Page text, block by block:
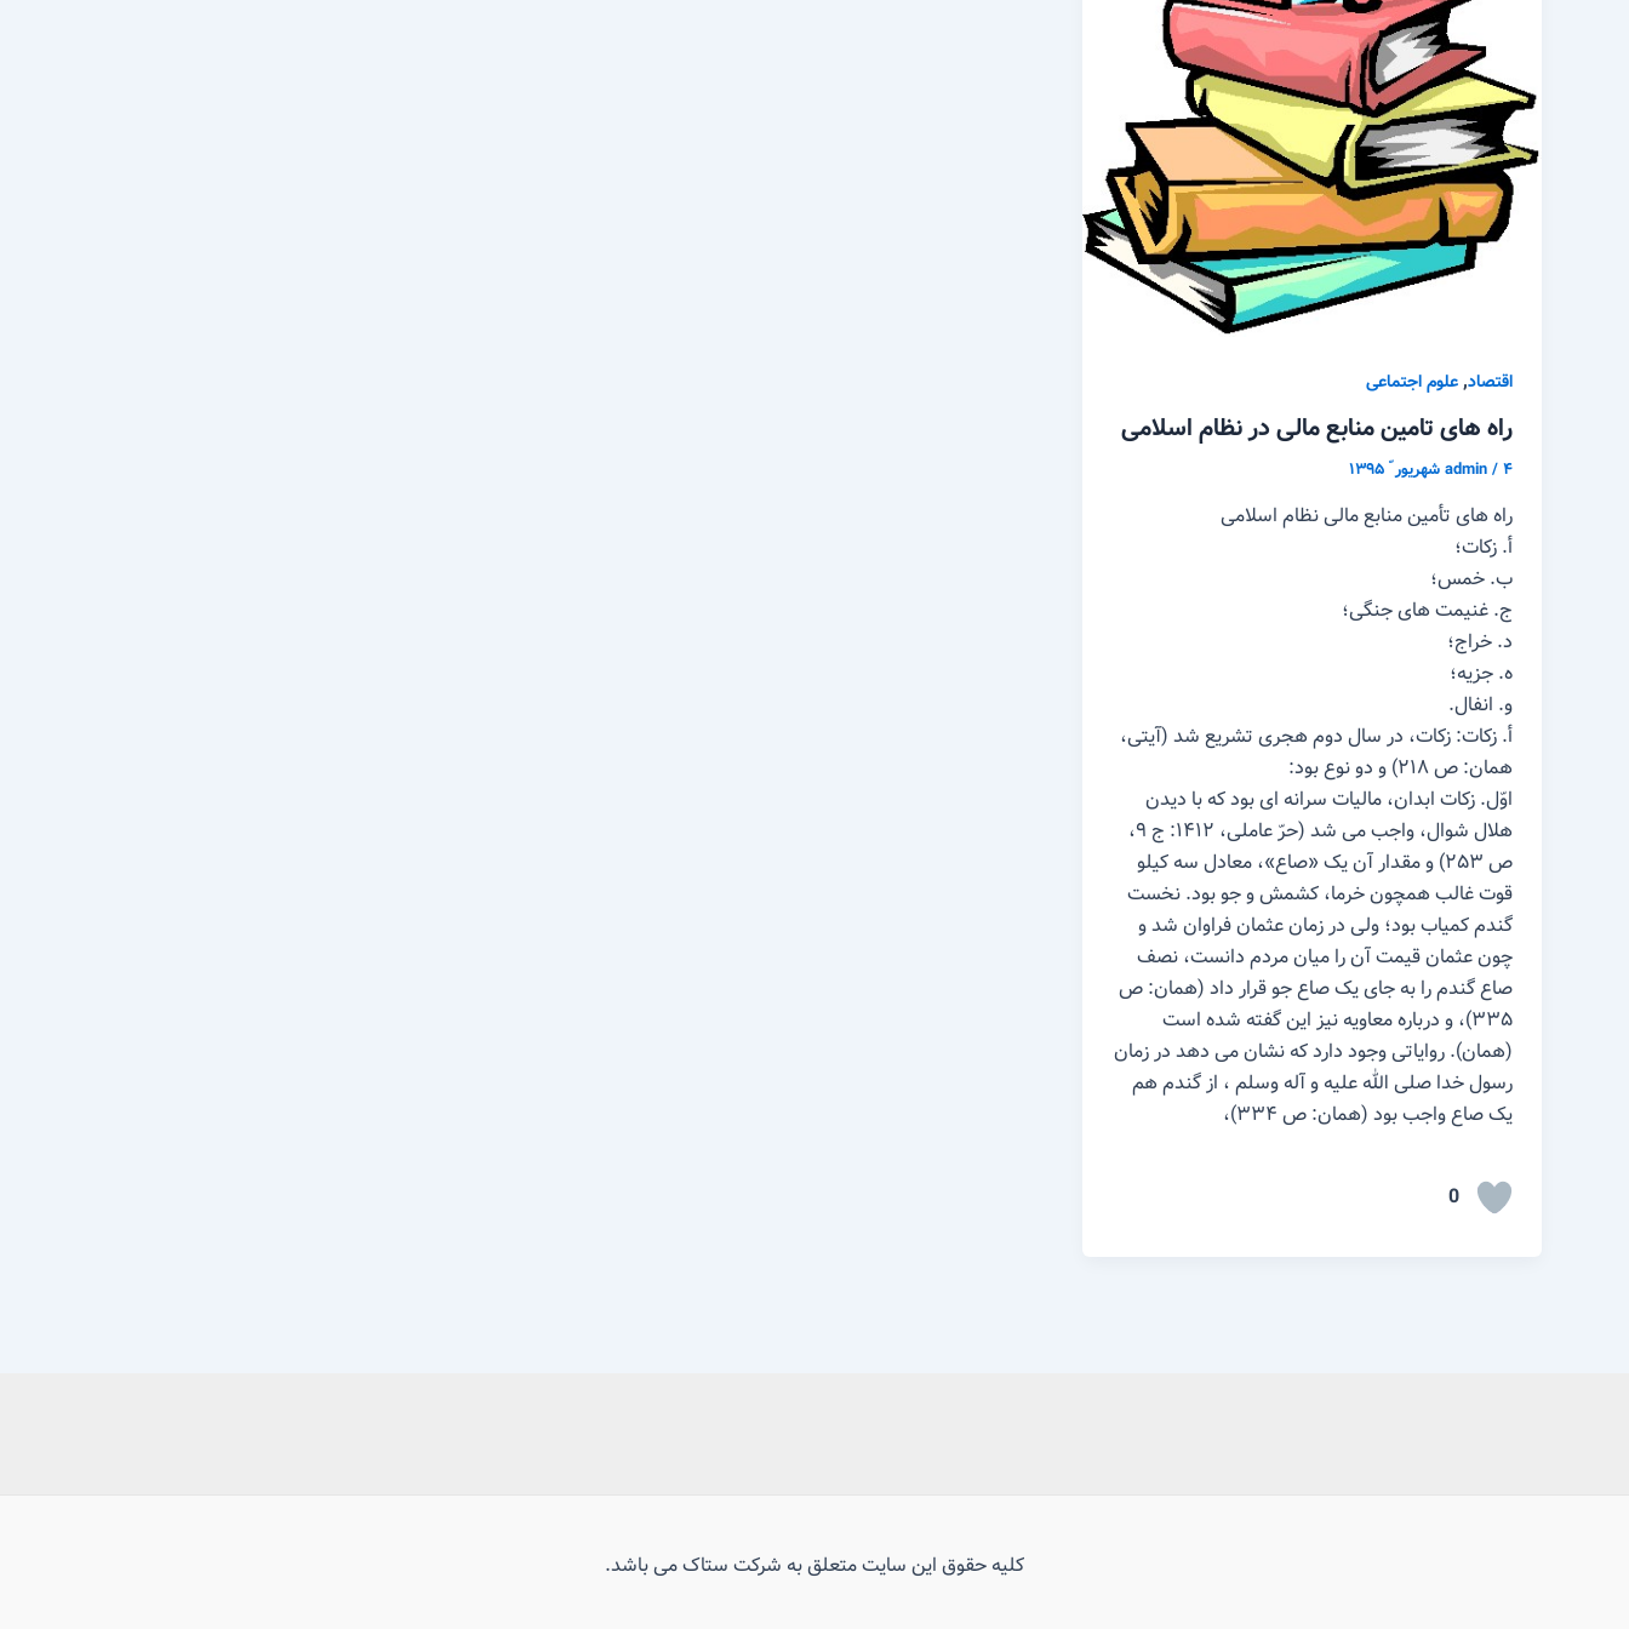
اقتصاد,علوم اجتماعی
راه های تامین منابع مالی در نظام اسلامی
admin/۴ شهریور ّ ۱۳۹۵
راه های تأمین منابع مالی نظام اسلامی
أ. زکات؛
ب. خمس؛
ج. غنیمت های جنگی؛
د. خراج؛
ه. جزیه؛
و. انفال.
أ. زکات: زکات، در سال دوم هجری تشریع شد (آیتی،
همان: ص ۲۱۸) و دو نوع بود:
اوّل. زکات ابدان، مالیات سرانه ای بود که با دیدن
هلال شوال، واجب می شد (حرّ عاملی، ۱۴۱۲: ج ۹،
ص ۲۵۳) و مقدار آن یک «صاع»، معادل سه کیلو
قوت غالب همچون خرما، کشمش و جو بود. نخست
گندم کمیاب بود؛ ولی در زمان عثمان فراوان شد و
چون عثمان قیمت آن را میان مردم دانست، نصف
صاع گندم را به جای یک صاع جو قرار داد (همان: ص
۳۳۵)، و درباره معاویه نیز این گفته شده است
(همان). روایاتی وجود دارد که نشان می دهد در زمان
رسول خدا صلی الله علیه و آله وسلم ، از گندم هم
یک صاع واجب بود (همان: ص ۳۳۴)،
0
کلیه حقوق این سایت متعلق به شرکت ستاک می باشد.